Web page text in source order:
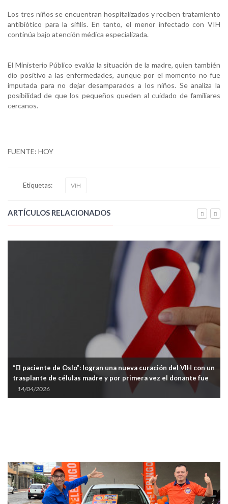
Los tres niños se encuentran hospitalizados y reciben tratamiento
antibiótico para la sífilis. En tanto, el menor infectado con VIH
continúa bajo atención médica especializada.
El Ministerio Público evalúa la situación de la madre, quien también
dio positivo a las enfermedades, aunque por el momento no fue
imputada para no dejar desamparados a los niños. Se analiza la
posibilidad de que los pequeños queden al cuidado de familiares
cercanos.
FUENTE: HOY
Etiquetas: VIH
ARTÍCULOS RELACIONADOS
“El paciente de Oslo”: logran una nueva curación del VIH con un
trasplante de células madre y por primera vez el donante fue
un hermano
14/04/2026